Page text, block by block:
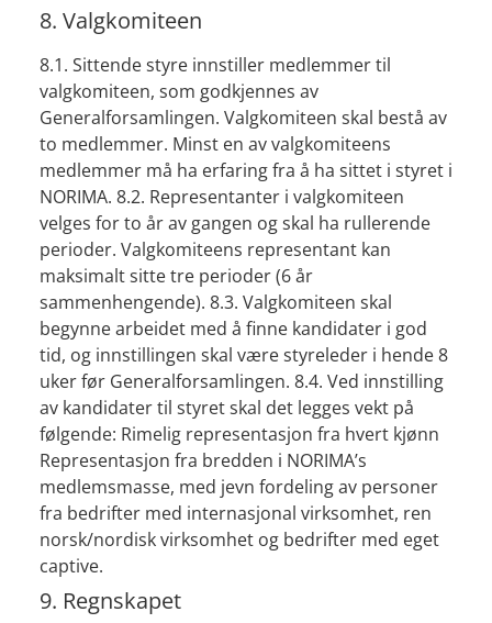
8. Valgkomiteen
8.1. Sittende styre innstiller medlemmer til
valgkomiteen, som godkjennes av
Generalforsamlingen. Valgkomiteen skal bestå av
to medlemmer. Minst en av valgkomiteens
medlemmer må ha erfaring fra å ha sittet i styret i
NORIMA. 8.2. Representanter i valgkomiteen
velges for to år av gangen og skal ha rullerende
perioder. Valgkomiteens representant kan
maksimalt sitte tre perioder (6 år
sammenhengende). 8.3. Valgkomiteen skal
begynne arbeidet med å finne kandidater i god
tid, og innstillingen skal være styreleder i hende 8
uker før Generalforsamlingen. 8.4. Ved innstilling
av kandidater til styret skal det legges vekt på
følgende: Rimelig representasjon fra hvert kjønn
Representasjon fra bredden i NORIMA’s
medlemsmasse, med jevn fordeling av personer
fra bedrifter med internasjonal virksomhet, ren
norsk/nordisk virksomhet og bedrifter med eget
captive.
9. Regnskapet